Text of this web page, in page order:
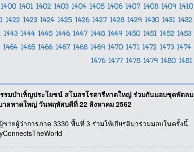
1400 1401 1402 1403 1404 1405 1406 1407 1408 1409 1410
1422 1423 1424 1425 1426 1427 1428 1429 1430 1431 1432
1443 1444 1445 1446 1447 1448 1449 1450 1451 1452 1453
1464 1465 1466 1467 1468 1469 1470 1471 1472 1473 1474
1476 1477 1478 1479 1480 1481
รมบำเพ็ญประโยชน์ สโมสรโรตารีหาดใหญ่ ร่วมกันมอบชุดพัดลม
าลหาดใหญ่ วันพฤหัสบดีที่ 22 สิงหาคม 2562
วยผู้ว่าการภาค 3330 พื้นที่ 3 ร่วมให้เกียรติมาร่วมมอบในครั้งนี้